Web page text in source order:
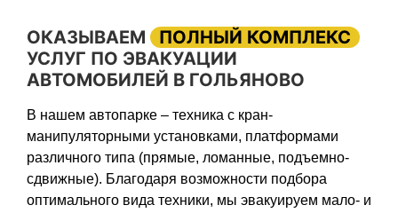
ОКАЗЫВАЕМ
ПОЛНЫЙ КОМПЛЕКС
УСЛУГ ПО ЭВАКУАЦИИ
АВТОМОБИЛЕЙ В ГОЛЬЯНОВО
В нашем автопарке – техника с кран-
манипуляторными установками, платформами
различного типа (прямые, ломанные, подъемно-
сдвижные). Благодаря возможности подбора
оптимального вида техники, мы эвакуируем мало- и